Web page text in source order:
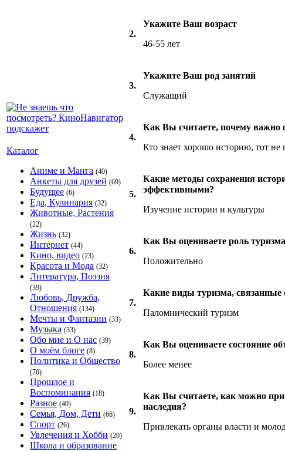
Каталог
Аниме и Манга (40)
Анкеты для друзей (69)
Будущее (6)
Еда, Кулинария (32)
Животные, Растения
(22)
Жизнь (32)
Интернет (44)
Кино, видео (23)
Красота и Мода (32)
Литература, Поэзия
(39)
Любовь, Дружба,
Отношения (134)
Мечты и Фантазии (33)
Музыка (33)
Обо мне и О нас (39)
О моём блоге (8)
Политика и Общество
(70)
Прошлое и
Воспоминания (18)
Разное (40)
Семья, Дом, Дети (66)
Спорт (26)
Увлечения и Хобби (20)
Школа и образование
2.
Укажите Ваш возраст
46-55 лет
3.
Укажите Ваш род занятий
Служащий
4.
Как Вы считаете, почему важно
Кто знает хорошо историю, тот не
5.
Какие методы сохранения
эффективными?
Изучение истории и культуры
6.
Как Вы оцениваете роль
Положительно
7.
Какие виды туризма, связанные
Паломнический туризм
8.
Как Вы оцениваете состояние
Более менее
9.
Как Вы считаете, как можно
наследия?
Привлекать органы власти и